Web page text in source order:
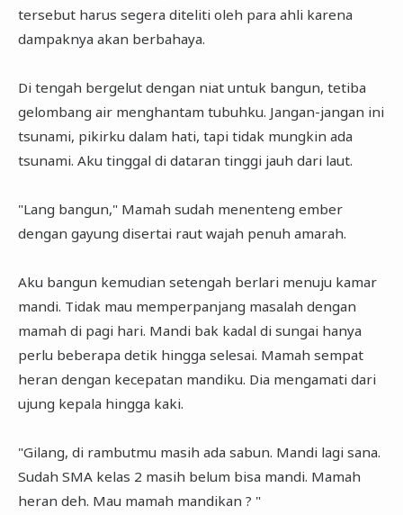
tersebut harus segera diteliti oleh para ahli karena
dampaknya akan berbahaya.
Di tengah bergelut dengan niat untuk bangun, tetiba
gelombang air menghantam tubuhku. Jangan-jangan ini
tsunami, pikirku dalam hati, tapi tidak mungkin ada
tsunami. Aku tinggal di dataran tinggi jauh dari laut.
"Lang bangun," Mamah sudah menenteng ember
dengan gayung disertai raut wajah penuh amarah.
Aku bangun kemudian setengah berlari menuju kamar
mandi. Tidak mau memperpanjang masalah dengan
mamah di pagi hari. Mandi bak kadal di sungai hanya
perlu beberapa detik hingga selesai. Mamah sempat
heran dengan kecepatan mandiku. Dia mengamati dari
ujung kepala hingga kaki.
"Gilang, di rambutmu masih ada sabun. Mandi lagi sana.
Sudah SMA kelas 2 masih belum bisa mandi. Mamah
heran deh. Mau mamah mandikan ? "